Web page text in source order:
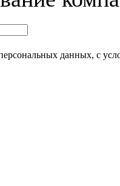
данных, с